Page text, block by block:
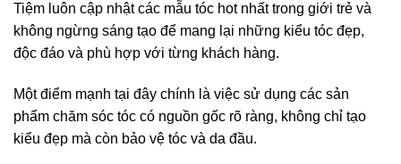
Tiệm luôn cập nhật các mẫu tóc hot nhất trong giới trẻ và
không ngừng sáng tạo để mang lại những kiểu tóc đẹp,
độc đáo và phù hợp với từng khách hàng.
Một điểm mạnh tại đây chính là việc sử dụng các sản
phẩm chăm sóc tóc có nguồn gốc rõ ràng, không chỉ tạo
kiểu đẹp mà còn bảo vệ tóc và da đầu.